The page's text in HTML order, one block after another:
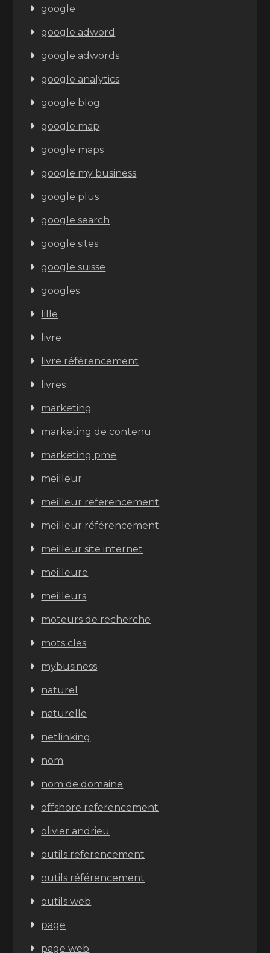
google
google adword
google adwords
google analytics
google blog
google map
google maps
google my business
google plus
google search
google sites
google suisse
googles
lille
livre
livre référencement
livres
marketing
marketing de contenu
marketing pme
meilleur
meilleur referencement
meilleur référencement
meilleur site internet
meilleure
meilleurs
moteurs de recherche
mots cles
mybusiness
naturel
naturelle
netlinking
nom
nom de domaine
offshore referencement
olivier andrieu
outils referencement
outils référencement
outils web
page
page web